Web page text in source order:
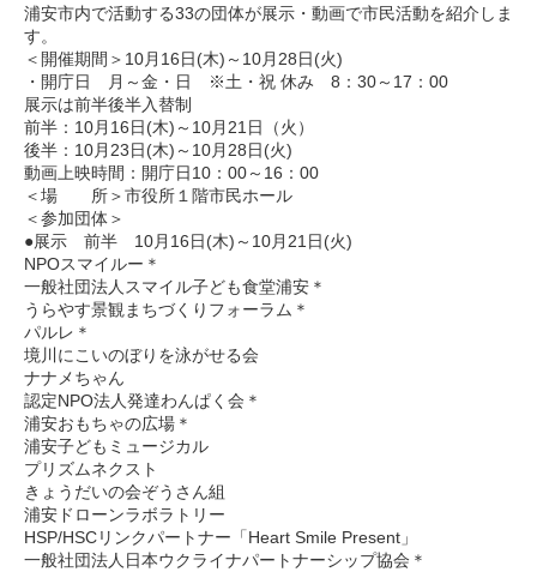
浦安市内で活動する33の団体が展示・動画で市民活動を紹介しま
す。
＜開催期間＞10月16日(木)～10月28日(火)
・開庁日 月～金・日 ※土・祝 休み 8：30～17：00
展示は前半後半入替制
前半：10月16日(木)～10月21日（火）
後半：10月23日(木)～10月28日(火)
動画上映時間：開庁日10：00～16：00
＜場 所＞市役所１階市民ホール
＜参加団体＞
●展示 前半 10月16日(木)～10月21日(火)
NPOスマイルー＊
一般社団法人スマイル子ども食堂浦安＊
うらやす景観まちづくりフォーラム＊
パルレ＊
境川にこいのぼりを泳がせる会
ナナメちゃん
認定NPO法人発達わんぱく会＊
浦安おもちゃの広場＊
浦安子どもミュージカル
プリズムネクスト
きょうだいの会ぞうさん組
浦安ドローンラボラトリー
HSP/HSCリンクパートナー「Heart Smile Present」
一般社団法人日本ウクライナパートナーシップ協会＊